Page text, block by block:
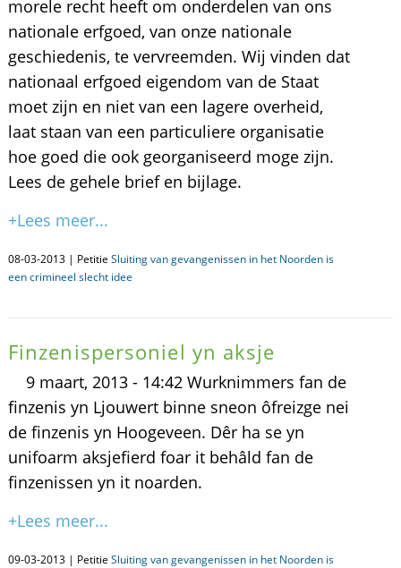
morele recht heeft om onderdelen van ons
nationale erfgoed, van onze nationale
geschiedenis, te vervreemden. Wij vinden dat
nationaal erfgoed eigendom van de Staat
moet zijn en niet van een lagere overheid,
laat staan van een particuliere organisatie
hoe goed die ook georganiseerd moge zijn.
Lees de gehele brief en bijlage.
+Lees meer...
08-03-2013 | Petitie Sluiting van gevangenissen in het Noorden is
een crimineel slecht idee
Finzenispersoniel yn aksje
9 maart, 2013 - 14:42 Wurknimmers fan de
finzenis yn Ljouwert binne sneon ôfreizge nei
de finzenis yn Hoogeveen. Dêr ha se yn
unifoarm aksjefierd foar it behâld fan de
finzenissen yn it noarden.
+Lees meer...
09-03-2013 | Petitie Sluiting van gevangenissen in het Noorden is